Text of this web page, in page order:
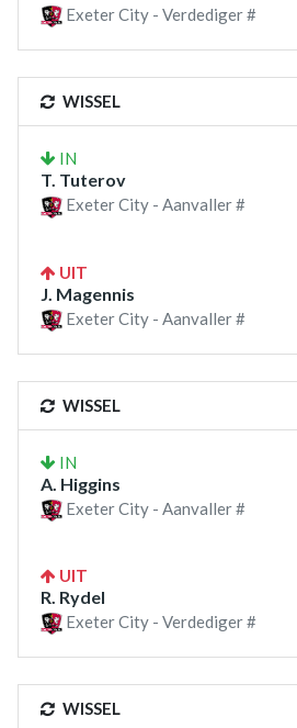
Exeter City - Verdediger #
WISSEL
IN
T. Tuterov
Exeter City - Aanvaller #
UIT
J. Magennis
Exeter City - Aanvaller #
WISSEL
IN
A. Higgins
Exeter City - Aanvaller #
UIT
R. Rydel
Exeter City - Verdediger #
WISSEL